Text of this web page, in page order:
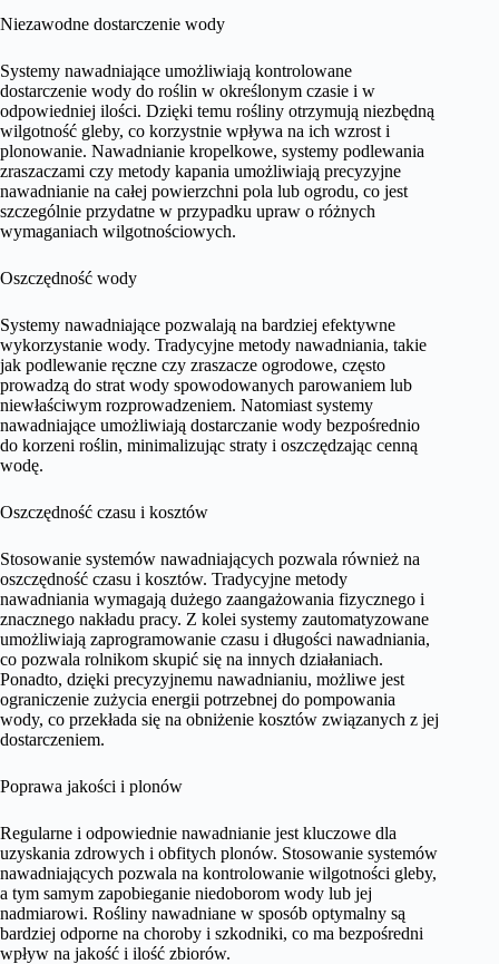
Niezawodne dostarczenie wody
Systemy nawadniające umożliwiają kontrolowane
dostarczenie wody do roślin w określonym czasie i w
odpowiedniej ilości. Dzięki temu rośliny otrzymują niezbędną
wilgotność gleby, co korzystnie wpływa na ich wzrost i
plonowanie. Nawadnianie kropelkowe, systemy podlewania
zraszaczami czy metody kapania umożliwiają precyzyjne
nawadnianie na całej powierzchni pola lub ogrodu, co jest
szczególnie przydatne w przypadku upraw o różnych
wymaganiach wilgotnościowych.
Oszczędność wody
Systemy nawadniające pozwalają na bardziej efektywne
wykorzystanie wody. Tradycyjne metody nawadniania, takie
jak podlewanie ręczne czy zraszacze ogrodowe, często
prowadzą do strat wody spowodowanych parowaniem lub
niewłaściwym rozprowadzeniem. Natomiast systemy
nawadniające umożliwiają dostarczanie wody bezpośrednio
do korzeni roślin, minimalizując straty i oszczędzając cenną
wodę.
Oszczędność czasu i kosztów
Stosowanie systemów nawadniających pozwala również na
oszczędność czasu i kosztów. Tradycyjne metody
nawadniania wymagają dużego zaangażowania fizycznego i
znacznego nakładu pracy. Z kolei systemy zautomatyzowane
umożliwiają zaprogramowanie czasu i długości nawadniania,
co pozwala rolnikom skupić się na innych działaniach.
Ponadto, dzięki precyzyjnemu nawadnianiu, możliwe jest
ograniczenie zużycia energii potrzebnej do pompowania
wody, co przekłada się na obniżenie kosztów związanych z jej
dostarczeniem.
Poprawa jakości i plonów
Regularne i odpowiednie nawadnianie jest kluczowe dla
uzyskania zdrowych i obfitych plonów. Stosowanie systemów
nawadniających pozwala na kontrolowanie wilgotności gleby,
a tym samym zapobieganie niedoborom wody lub jej
nadmiarowi. Rośliny nawadniane w sposób optymalny są
bardziej odporne na choroby i szkodniki, co ma bezpośredni
wpływ na jakość i ilość zbiorów.